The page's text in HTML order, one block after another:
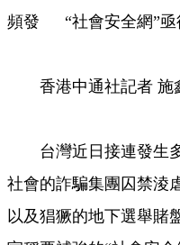
頻發 “社會安全網”亟
香港中通社記者 施
台灣近日接連發生多
社會的詐騙集團囚禁淩
以及猖獗的地下選舉賭